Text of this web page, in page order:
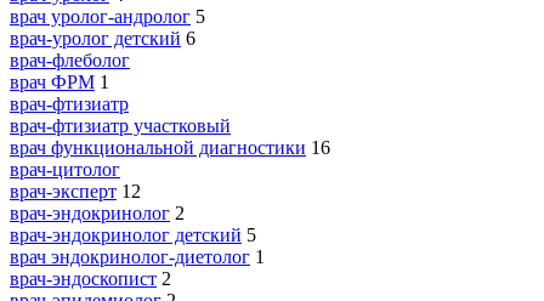
врач уролог-андролог 5
врач-уролог детский 6
врач-флеболог
врач ФРМ 1
врач-фтизиатр
врач-фтизиатр участковый
врач функциональной диагностики 16
врач-цитолог
врач-эксперт 12
врач-эндокринолог 2
врач-эндокринолог детский 5
врач эндокринолог-диетолог 1
врач-эндоскопист 2